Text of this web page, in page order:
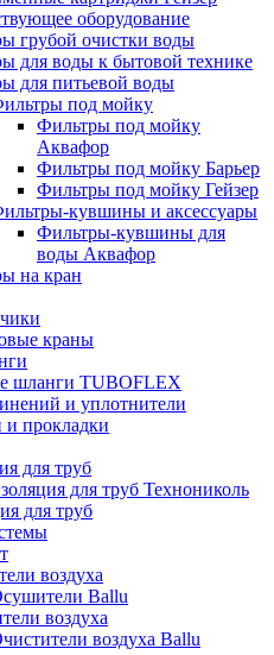
оборудование
грубой очистки воды
для воды к бытовой технике
для питьевой воды
под мойку
Фильтры под мойку
Аквафор
Фильтры под мойку Барьер
Фильтры под мойку Гейзер
кувшины и аксессуары
Фильтры-кувшины для
воды Аквафор
на кран
краны
шланги TUBOFLEX
и уплотнители
и прокладки
для труб
для труб Технониколь
для труб
воздуха
Ballu
воздуха
воздуха Ballu